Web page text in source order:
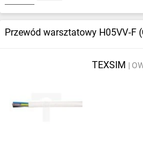
Przewód warsztatowy H05VV‑F
TEXSIM